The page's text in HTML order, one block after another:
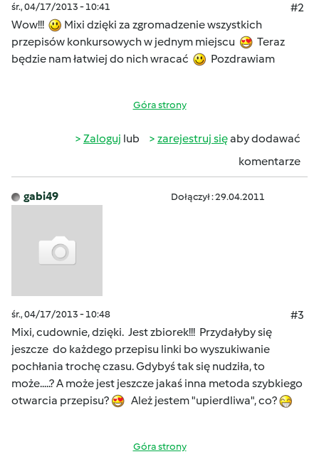
śr., 04/17/2013 - 10:41
#2
Wow!!!
Mixi dzięki za zgromadzenie wszystkich
przepisów konkursowych w jednym miejscu
Teraz
będzie nam łatwiej do nich wracać
Pozdrawiam
Góra strony
Zaloguj lub zarejestruj sięaby dodawać
komentarze
gabi49 Dołączył : 29.04.2011
śr., 04/17/2013 - 10:48
#3
Mixi, cudownie, dzięki. Jest zbiorek!!! Przydałyby się
jeszcze do każdego przepisu linki bo wyszukiwanie
pochłania trochę czasu. Gdybyś tak się nudziła, to
może.....? A może jest jeszcze jakaś inna metoda szybkiego
otwarcia przepisu?
Ależ jestem "upierdliwa", co?
Góra strony